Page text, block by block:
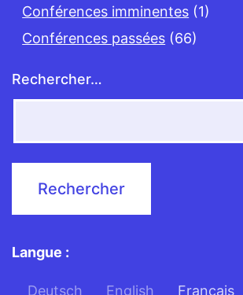
Conférences imminentes (1)
Conférences passées (66)
Rechercher…
Langue :
Deutsch English Français